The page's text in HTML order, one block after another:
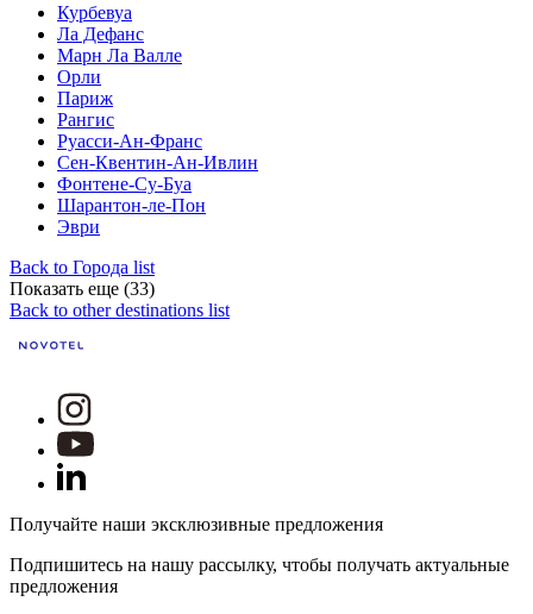
Курбевуа
Ла Дефанс
Марн Ла Валле
Орли
Париж
Рангис
Руасси-Ан-Франс
Сен-Квентин-Ан-Ивлин
Фонтене-Су-Буа
Шарантон-ле-Пон
Эври
Back to Города list
Показать еще (33)
Back to other destinations list
Получайте наши эксклюзивные предложения
Подпишитесь на нашу рассылку, чтобы получать актуальные
предложения